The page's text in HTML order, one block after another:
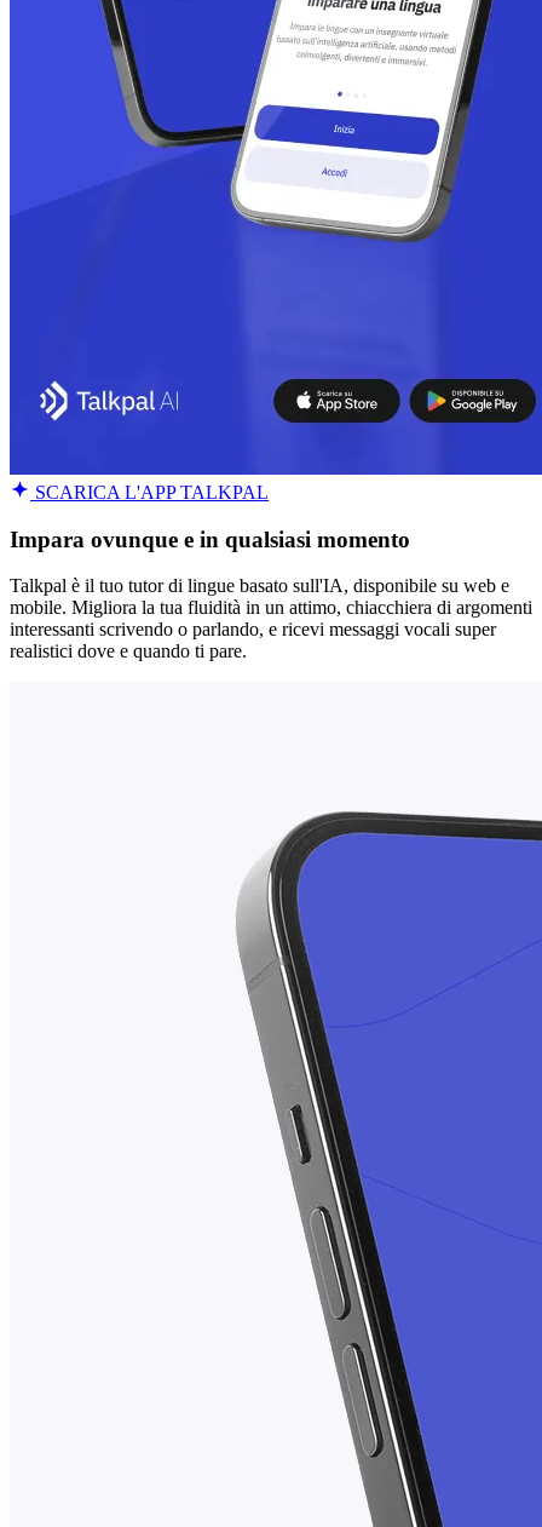
SCARICA L'APP TALKPAL
Impara ovunque e in qualsiasi momento
Talkpal è il tuo tutor di lingue basato sull'IA, disponibile su web e
mobile. Migliora la tua fluidità in un attimo, chiacchiera di argomenti
interessanti scrivendo o parlando, e ricevi messaggi vocali super
realistici dove e quando ti pare.